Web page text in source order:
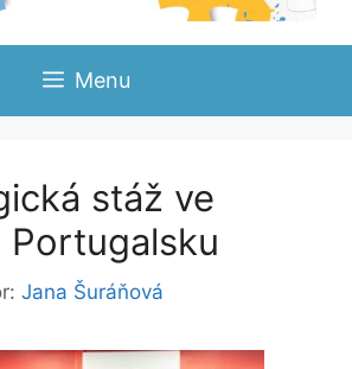
Menu
stáž ve
Portugalsku
Jana Šuráňová